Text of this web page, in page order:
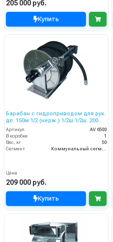
205 000 руб.
Купить
Барабан с гидроприводом для рук.
дл. 150м 1/2 (нерж.) 1/2ш.1/2ш. 200
бар
Артикул
AV 6500
В коробке
1
Вес, кг
50
Сегмент
Цена
209 000 руб.
Купить